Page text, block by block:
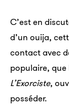
C’est en
d’un ouija,
contact avec
populaire, que
L’Exorciste,
posséder.